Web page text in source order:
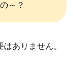
～？
ありません。